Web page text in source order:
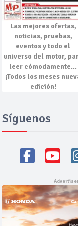
Las mejores ofertas,
noticias, pruebas,
eventosy todo el
universo del motor,
leer cómodamente…
¡Todos los meses
edición!
Síguenos